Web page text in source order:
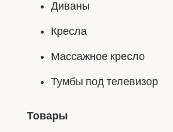
Диваны
Кресла
Массажное кресло
Тумбы под телевизор
Товары